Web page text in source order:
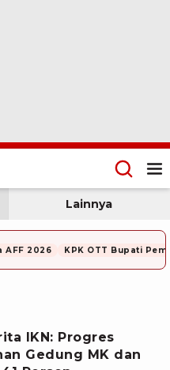
Lainnya
AFF 2026 KPK OTT Bupati
IKN: Progres
Gedung MK dan